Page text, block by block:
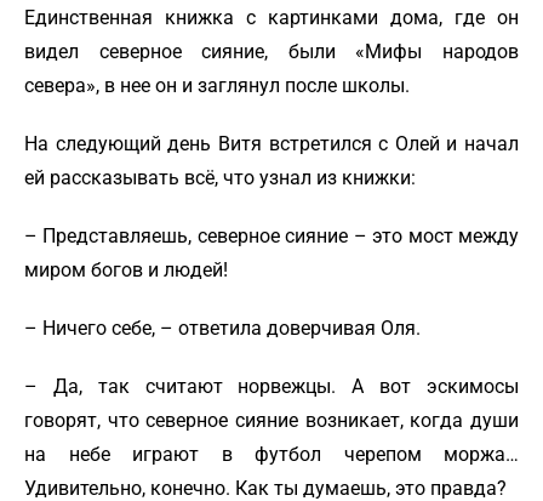
Единственная книжка с картинками дома, где он
видел северное сияние, были «Мифы народов
севера», в нее он и заглянул после школы.
На следующий день Витя встретился с Олей и начал
ей рассказывать всё, что узнал из книжки:
– Представляешь, северное сияние – это мост между
миром богов и людей!
– Ничего себе, – ответила доверчивая Оля.
– Да, так считают норвежцы. А вот эскимосы
говорят, что северное сияние возникает, когда души
на небе играют в футбол черепом моржа…
Удивительно, конечно. Как ты думаешь, это правда?